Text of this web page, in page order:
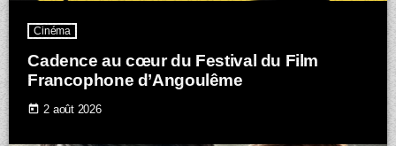
Cinéma
Cadence au cœur du Festival du Film
Francophone d’Angoulême
today 2 août 2026